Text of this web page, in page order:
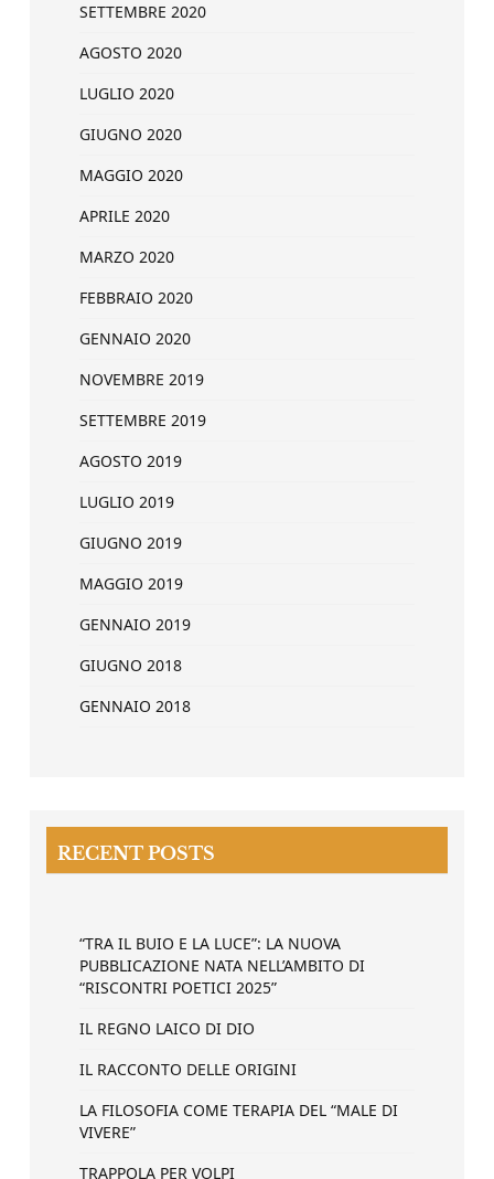
SETTEMBRE 2020
AGOSTO 2020
LUGLIO 2020
GIUGNO 2020
MAGGIO 2020
APRILE 2020
MARZO 2020
FEBBRAIO 2020
GENNAIO 2020
NOVEMBRE 2019
SETTEMBRE 2019
AGOSTO 2019
LUGLIO 2019
GIUGNO 2019
MAGGIO 2019
GENNAIO 2019
GIUGNO 2018
GENNAIO 2018
RECENT POSTS
“TRA IL BUIO E LA LUCE”: LA NUOVA
PUBBLICAZIONE NATA NELL’AMBITO DI
“RISCONTRI POETICI 2025”
IL REGNO LAICO DI DIO
IL RACCONTO DELLE ORIGINI
LA FILOSOFIA COME TERAPIA DEL “MALE DI
VIVERE”
TRAPPOLA PER VOLPI